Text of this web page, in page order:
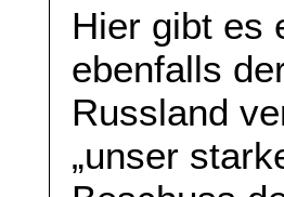
Hier gibt es
ebenfalls
Russland
„unser